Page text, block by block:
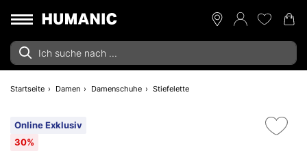
Startseite Damen Damenschuhe Stiefelette
Online Exklusiv
30%